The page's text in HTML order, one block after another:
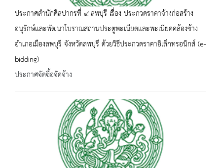
ประกาศสำนักศิลปากรที่ ๔ ลพบุรี เรื่อง ประกวดราคาจ้างก่อสร้าง
อนุรักษ์และพัฒนาโบราณสถานประตูพะเนียดและพะเนียดคล้องช้าง
อำเภอเมืองลพบุรี จังหวัดลพบุรี ด้วยวิธีประกวดราคาอิเล็กทรอนิกส์ (e-
bidding)
ประกาศจัดซื้อจัดจ้าง